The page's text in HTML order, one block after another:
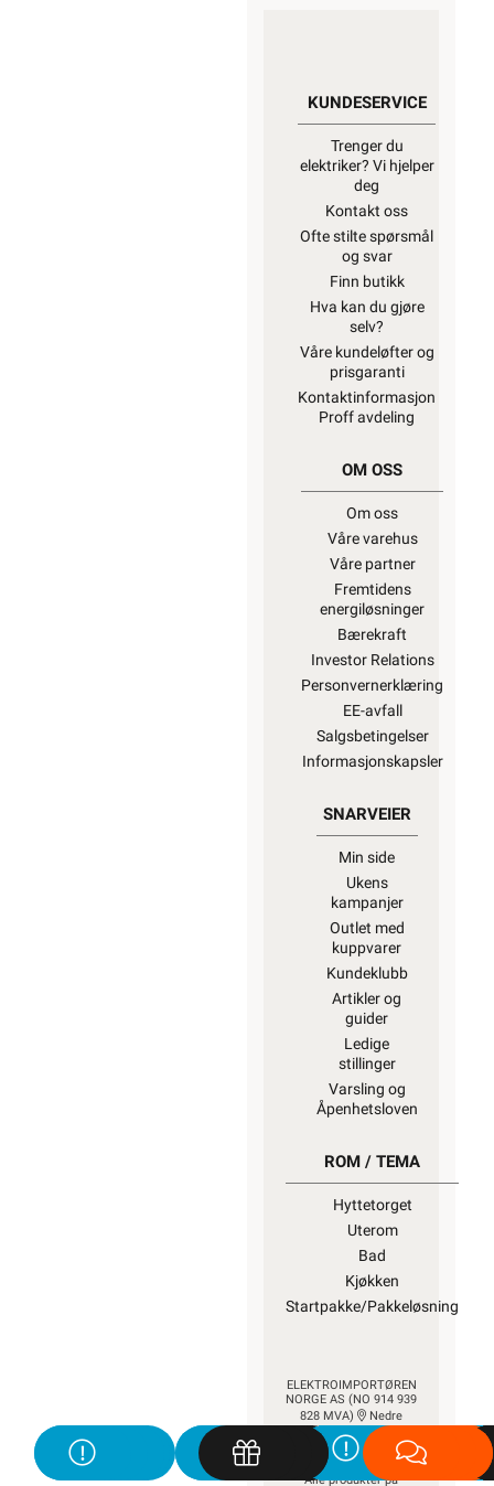
KUNDESERVICE
Trenger du
elektriker? Vi hjelper
deg
Kontakt oss
Ofte stilte spørsmål
og svar
Finn butikk
Hva kan du gjøre
selv?
Våre kundeløfter og
prisgaranti
Kontaktinformasjon
Proff avdeling
OM OSS
Om oss
Våre varehus
Våre partner
Fremtidens
energiløsninger
Bærekraft
Investor Relations
Personvernerklæring
EE-avfall
Salgsbetingelser
Informasjonskapsler
SNARVEIER
Min side
Ukens
kampanjer
Outlet med
kuppvarer
Kundeklubb
Artikler og
guider
Ledige
stillinger
Varsling og
Åpenhetsloven
ROM / TEMA
Hyttetorget
Uterom
Bad
Kjøkken
Startpakke/Pakkeløsning
ELEKTROIMPORTØREN
NORGE AS (NO 914 939
828 MVA)
Nedre
Kalbakkvei 88B, 1081
22 81 27 70
Alle produkter på